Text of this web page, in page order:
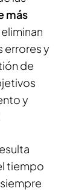
más
errores y
de
y
tiempo